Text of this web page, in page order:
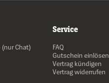
(nur Chat)
Service
FAQ
Gutschein einlösen
Vertrag kündigen
Vertrag widerrufen